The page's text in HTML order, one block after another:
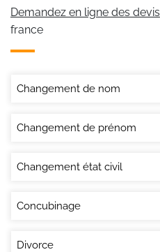
Demandez en ligne des devis
france
Changement de nom
Changement de prénom
Changement état civil
Concubinage
Divorce